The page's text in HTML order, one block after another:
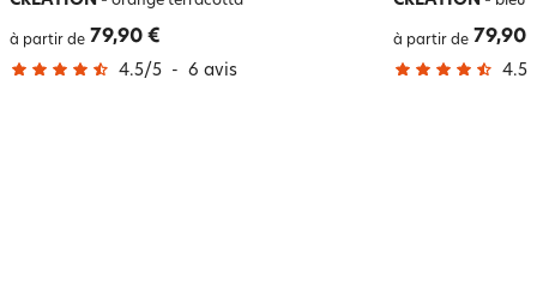
à partir de 79,90 €
4.5/5 - 6 avis
à partir de 79,90
4.5